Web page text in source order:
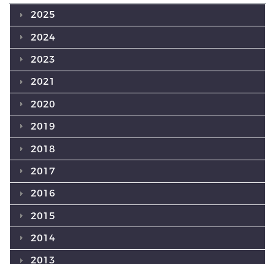
2025
2024
2023
2021
2020
2019
2018
2017
2016
2015
2014
2013